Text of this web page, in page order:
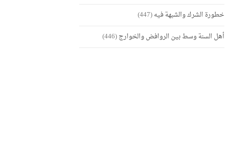
خطورة الشرك والشبهة فيه(447)
أهل السنة وسط بين الروافض والخوارج(446)